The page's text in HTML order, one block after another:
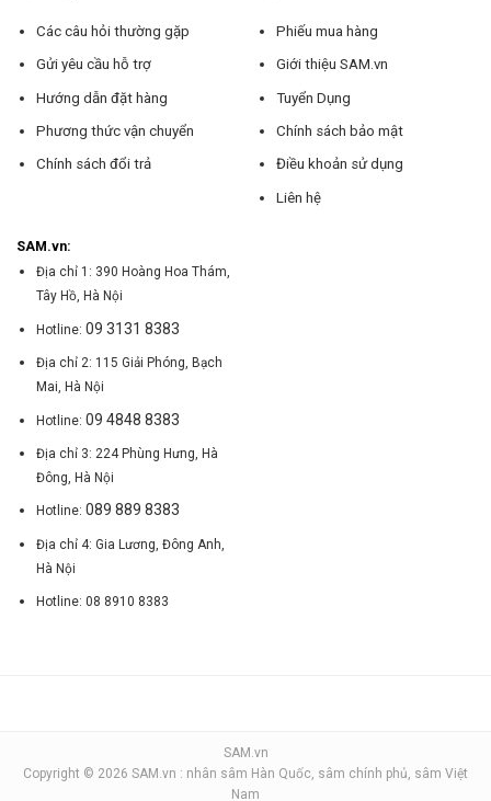
Các câu hỏi thường gặp
Gửi yêu cầu hỗ trợ
Hướng dẫn đặt hàng
Phương thức vận chuyển
Chính sách đổi trả
Phiếu mua hàng
Giới thiệu SAM.vn
Tuyển Dụng
Chính sách bảo mật
Điều khoản sử dụng
Liên hệ
SAM.vn:
Địa chỉ 1: 390 Hoàng Hoa Thám,
Tây Hồ, Hà Nội
Hotline: 09 3131 8383
Địa chỉ 2: 115 Giải Phóng, Bạch
Mai, Hà Nội
Hotline: 09 4848 8383
Địa chỉ 3: 224 Phùng Hưng, Hà
Đông, Hà Nội
Hotline: 089 889 8383
Địa chỉ 4: Gia Lương, Đông Anh,
Hà Nội
Hotline: 08 8910 8383
SAM.vn
Copyright © 2026 SAM.vn : nhân sâm Hàn Quốc, sâm chính phủ, sâm Việt
Nam